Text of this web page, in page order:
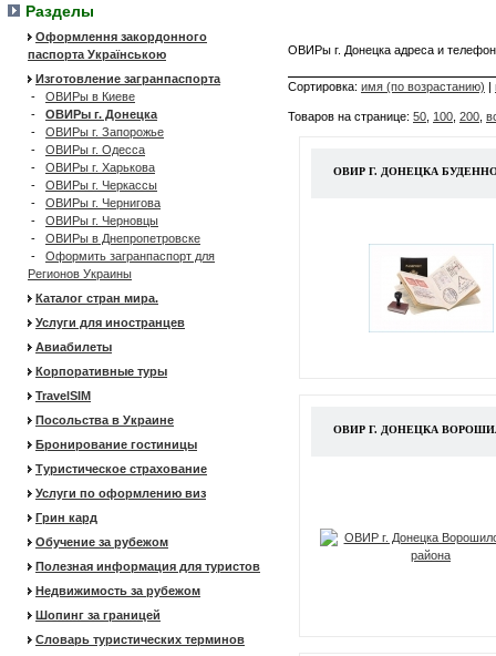
Разделы
Оформлення закордонного
паспорта Українською
Изготовление загранпаспорта
- ОВИРы в Киеве
- ОВИРы г. Донецка
- ОВИРы г. Запорожье
- ОВИРы г. Одесса
- ОВИРы г. Харькова
- ОВИРы г. Черкассы
- ОВИРы г. Чернигова
- ОВИРы г. Черновцы
- ОВИРы в Днепропетровске
- Оформить загранпаспорт для
Регионов Украины
Каталог стран мира.
Услуги для иностранцев
Авиабилеты
Корпоративные туры
TravelSIM
Посольства в Украине
Бронирование гостиницы
Туристическое страхование
Услуги по оформлению виз
Грин кард
Обучение за рубежом
Полезная информация для туристов
Недвижимость за рубежом
Шопинг за границей
Словарь туристических терминов
ОВИРы г. Донецка адреса и
Сортировка: имя (по возрастанию) |
Товаров на странице: 50 100 200
ОВИР Г. ДОНЕЦКА
ОВИР Г. ДОНЕЦКА